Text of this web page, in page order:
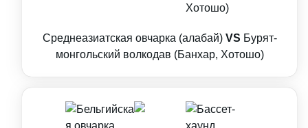
Среднеазиатская овчарка (алабай) VS Бурят-
монгольский волкодав (Банхар, Хотошо)